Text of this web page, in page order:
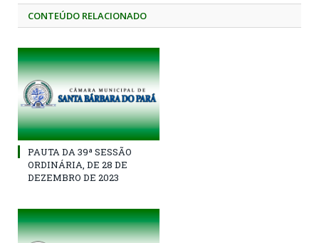
CONTEÚDO RELACIONADO
PAUTA DA 39ª SESSÃO
ORDINÁRIA, DE 28 DE
DEZEMBRO DE 2023